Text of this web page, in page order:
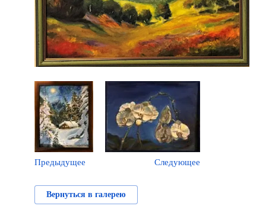
Предыдущее Следующее
Вернуться в галерею